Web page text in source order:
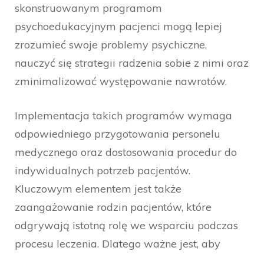
skonstruowanym programom
psychoedukacyjnym pacjenci mogą lepiej
zrozumieć swoje problemy psychiczne,
nauczyć się strategii radzenia sobie z nimi oraz
zminimalizować występowanie nawrotów.
Implementacja takich programów wymaga
odpowiedniego przygotowania personelu
medycznego oraz dostosowania procedur do
indywidualnych potrzeb pacjentów.
Kluczowym elementem jest także
zaangażowanie rodzin pacjentów, które
odgrywają istotną rolę we wsparciu podczas
procesu leczenia. Dlatego ważne jest, aby